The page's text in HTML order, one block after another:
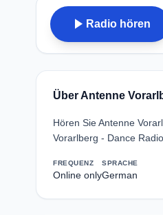
play_arrow Radio hören
Über Antenne
Hören Sie Antenne
Vorarlberg - Dance
FREQUENZ
Online only
SPRACHE
German